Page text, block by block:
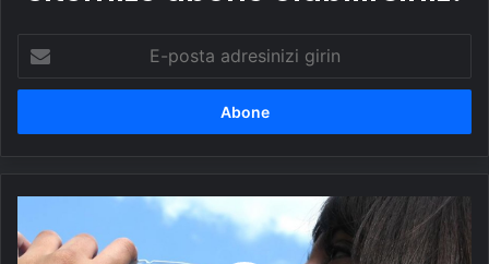
posta
adresinizi
içeceklerini
bilinçsiz